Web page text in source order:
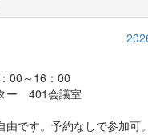
00～16：00
ー 401会議室
です。予約なしで参加可。